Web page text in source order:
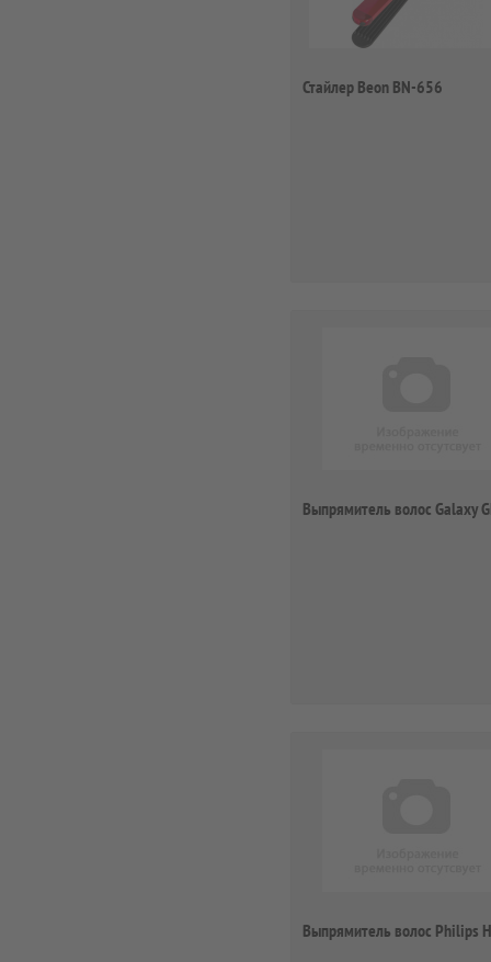
Стайлер Beon BN-656
Выпрямитель волос Galaxy
Выпрямитель волос Philips